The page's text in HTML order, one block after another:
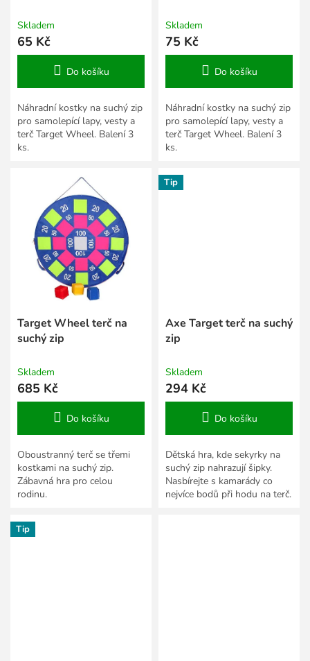
Skladem
65 Kč
Do košíku
Náhradní kostky na suchý zip
pro samolepící lapy, vesty a
terč Target Wheel. Balení 3
ks.
Skladem
75 Kč
Do košíku
Náhradní kostky na suchý zip
pro samolepící lapy, vesty a
terč Target Wheel. Balení 3
ks.
Target Wheel terč na
suchý zip
Skladem
685 Kč
Do košíku
Oboustranný terč se třemi
kostkami na suchý zip.
Zábavná hra pro celou
rodinu.
Tip
Axe Target terč na suchý
zip
Skladem
294 Kč
Do košíku
Dětská hra, kde sekyrky na
suchý zip nahrazují šipky.
Nasbírejte s kamarády co
nejvíce bodů při hodu na terč.
Tip